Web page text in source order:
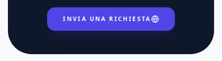
INVIA UNA RICHIESTA